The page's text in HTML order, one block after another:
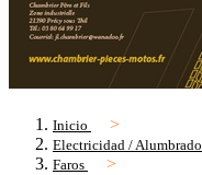
Inicio
Electricidad / Alumbrado
Faros